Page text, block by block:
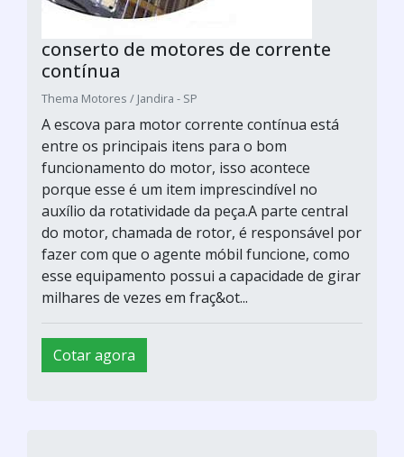
conserto de motores de corrente
contínua
Thema Motores / Jandira - SP
A escova para motor corrente contínua está
entre os principais itens para o bom
funcionamento do motor, isso acontece
porque esse é um item imprescindível no
auxílio da rotatividade da peça.A parte central
do motor, chamada de rotor, é responsável por
fazer com que o agente móbil funcione, como
esse equipamento possui a capacidade de girar
milhares de vezes em fraç&ot...
Cotar agora